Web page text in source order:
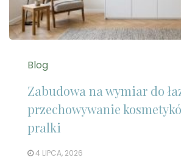
Blog
Zabudowa na wymiar do
przechowywanie
pralki
4 LIPCA, 2026